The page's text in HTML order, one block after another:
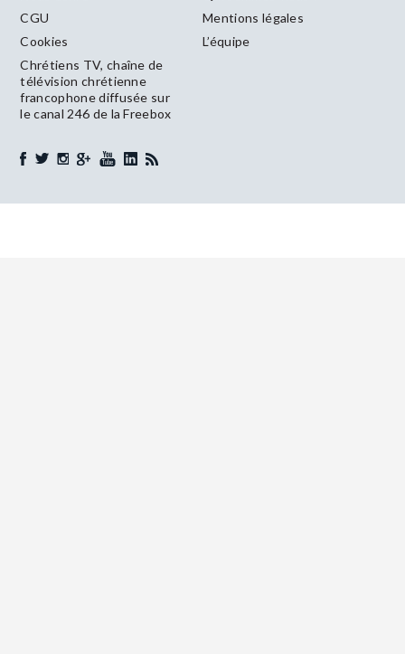
CGU
Mentions légales
Cookies
L’équipe
Chrétiens TV, chaîne de
télévision chrétienne
francophone diffusée sur
le canal 246 de la Freebox